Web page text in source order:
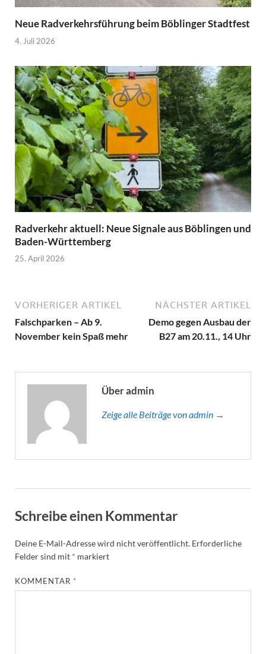
Neue Radverkehrsführung beim Böblinger Stadtfest
4. Juli 2026
Radverkehr aktuell: Neue Signale aus Böblingen und
Baden-Württemberg
25. April 2026
VORHERIGER ARTIKEL
Falschparken – Ab 9.
November kein Spaß mehr
NÄCHSTER ARTIKEL
Demo gegen Ausbau der
B27 am 20.11., 14 Uhr
Über admin
Zeige alle Beiträge von admin →
Schreibe einen Kommentar
Deine E-Mail-Adresse wird nicht veröffentlicht. Erforderliche
Felder sind mit * markiert
KOMMENTAR*